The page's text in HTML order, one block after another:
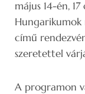
május 14-én,
Hungarikumok
című
szeretettel
A programon